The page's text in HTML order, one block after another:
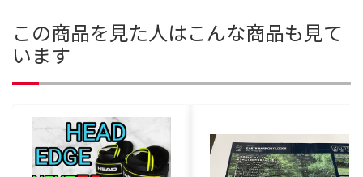
この商品を見た人はこんな商品も見て
います